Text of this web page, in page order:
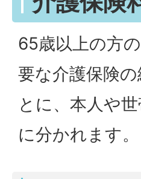
65歳以上の方
要な介護保険
とに、本人や
に分かれます。